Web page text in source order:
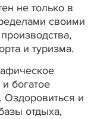
не только в
своими
и туризма.
богатое
Оздоровиться и
отдыха,